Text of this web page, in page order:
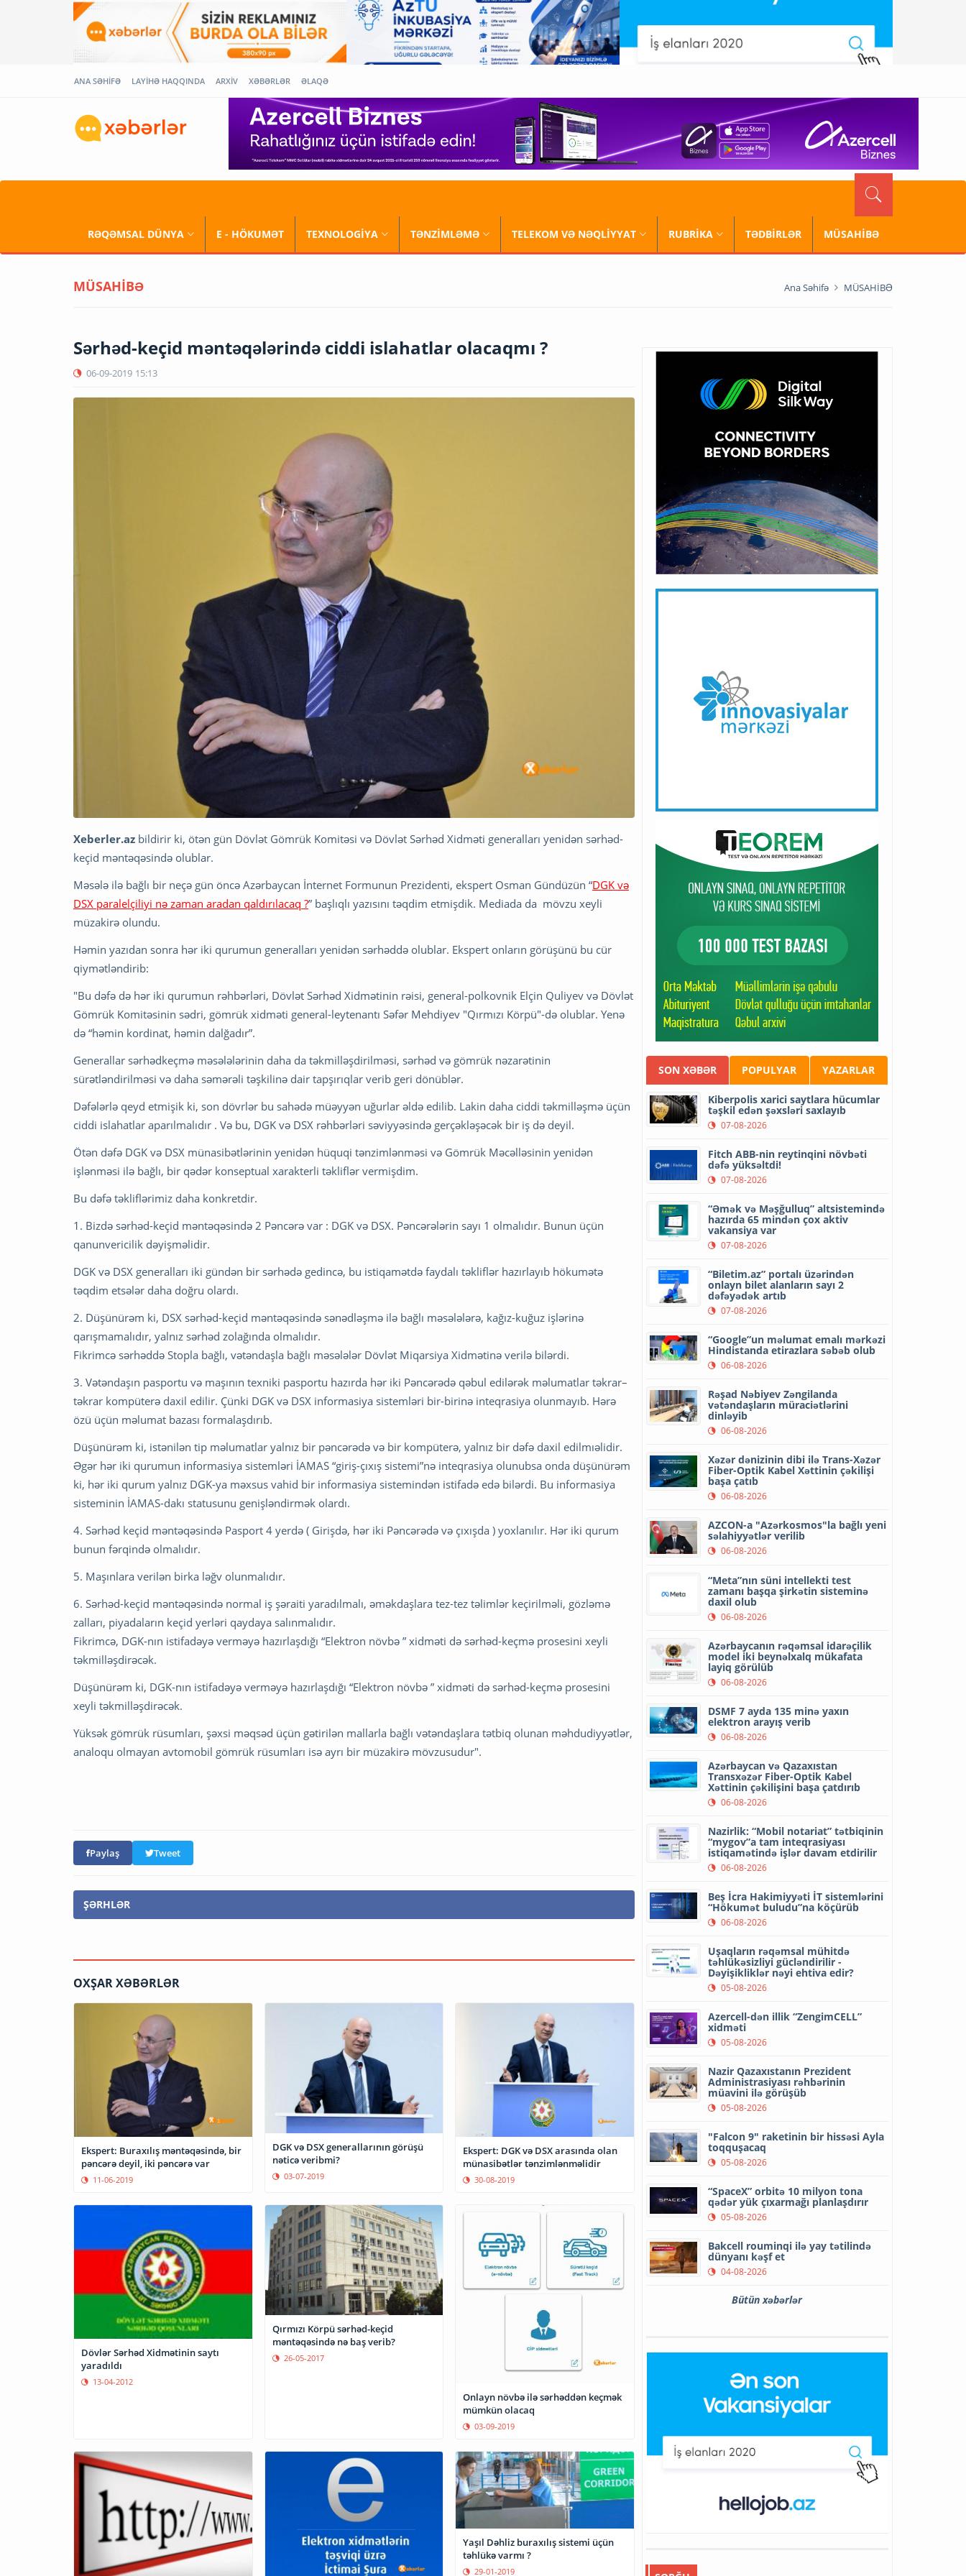
ANA SƏHİFƏ LAYİHƏ HAQQINDA ARXİV XƏBƏRLƏR ƏLAQƏ
RƏQƏMSAL DÜNYA E - HÖKUMƏT TEXNOLOGİYA TƏNZİMLƏMƏ TELEKOM VƏ NƏQLİYYAT RUBRİKA TƏDBİRLƏR MÜSAHİBƏ
MÜSAHİBƏ Ana Səhifə MÜSAHİBƏ
Sərhəd-keçid məntəqələrində ciddi islahatlar olacaqmı ?
06-09-2019 15:13
Xeberler.az bildirir ki, ötən gün Dövlət Gömrük Komitəsi və Dövlət Sərhəd Xidməti generalları yenidən sərhəd-
keçid məntəqəsində olublar.
Məsələ ilə bağlı bir neçə gün öncə Azərbaycan İnternet Formunun Prezidenti, ekspert Osman Gündüzün “DGK və
DSX paralelçiliyi nə zaman aradan qaldırılacaq ?” başlıqlı yazısını təqdim etmişdik. Mediada da mövzu xeyli
müzakirə olundu.
Həmin yazıdan sonra hər iki qurumun generalları yenidən sərhəddə olublar. Ekspert onların görüşünü bu cür
qiymətləndirib:
"Bu dəfə də hər iki qurumun rəhbərləri, Dövlət Sərhəd Xidmətinin rəisi, general-polkovnik Elçin Quliyev və Dövlət
Gömrük Komitəsinin sədri, gömrük xidməti general-leytenantı Səfər Mehdiyev "Qırmızı Körpü"-də olublar. Yenə
də “həmin kordinat, həmin dalğadır”.
Generallar sərhədkeçmə məsələlərinin daha da təkmilləşdirilməsi, sərhəd və gömrük nəzarətinin
sürətləndirilməsi və daha səmərəli təşkilinə dair tapşırıqlar verib geri dönüblər.
Dəfələrlə qeyd etmişik ki, son dövrlər bu sahədə müəyyən uğurlar əldə edilib. Lakin daha ciddi təkmilləşmə üçün
ciddi islahatlar aparılmalıdır . Və bu, DGK və DSX rəhbərləri səviyyəsində gerçəkləşəcək bir iş də deyil.
Ötən dəfə DGK və DSX münasibətlərinin yenidən hüquqi tənzimlənməsi və Gömrük Məcəlləsinin yenidən
işlənməsi ilə bağlı, bir qədər konseptual xarakterli təkliflər vermişdim.
Bu dəfə təkliflərimiz daha konkretdir.
1. Bizdə sərhəd-keçid məntəqəsində 2 Pəncərə var : DGK və DSX. Pəncərələrin sayı 1 olmalıdır. Bunun üçün
qanunvericilik dəyişməlidir.
DGK və DSX generalları iki gündən bir sərhədə gedincə, bu istiqamətdə faydalı təkliflər hazırlayıb hökumətə
təqdim etsələr daha doğru olardı.
2. Düşünürəm ki, DSX sərhəd-keçid məntəqəsində sənədləşmə ilə bağlı məsələlərə, kağız-kuğuz işlərinə
qarışmamalıdır, yalnız sərhəd zolağında olmalıdır.
Fikrimcə sərhəddə Stopla bağlı, vətəndaşla bağlı məsələlər Dövlət Miqarsiya Xidmətinə verilə bilərdi.
3. Vətəndaşın pasportu və maşının texniki pasportu hazırda hər iki Pəncərədə qəbul edilərək məlumatlar təkrar–
təkrar kompüterə daxil edilir. Çünki DGK və DSX informasiya sistemləri bir-birinə inteqrasiya olunmayıb. Hərə
özü üçün məlumat bazası formalaşdırıb.
Düşünürəm ki, istənilən tip məlumatlar yalnız bir pəncərədə və bir kompüterə, yalnız bir dəfə daxil edilmıəlidir.
Əgər hər iki qurumun informasiya sistemləri İAMAS “giriş-çıxış sistemi”nə inteqrasiya olunubsa onda düşünürəm
ki, hər iki qurum yalnız DGK-ya məxsus vahid bir informasiya sistemindən istifadə edə bilərdi. Bu informasiya
sisteminin İAMAS-dakı statusunu genişləndirmək olardı.
4. Sərhəd keçid məntəqəsində Pasport 4 yerdə ( Girişdə, hər iki Pəncərədə və çıxışda ) yoxlanılır. Hər iki qurum
bunun fərqində olmalıdır.
5. Maşınlara verilən birka ləğv olunmalıdır.
6. Sərhəd-keçid məntəqəsində normal iş şəraiti yaradılmalı, əməkdaşlara tez-tez təlimlər keçirilməli, gözləmə
zalları, piyadaların keçid yerləri qaydaya salınmalıdır.
Fikrimcə, DGK-nın istifadəyə verməyə hazırlaşdığı “Elektron növbə ” xidməti də sərhəd-keçmə prosesini xeyli
təkmilləşdirəcək.
Düşünürəm ki, DGK-nın istifadəyə verməyə hazırlaşdığı “Elektron növbə ” xidməti də sərhəd-keçmə prosesini
xeyli təkmilləşdirəcək.
Yüksək gömrük rüsumları, şəxsi məqsəd üçün gətirilən mallarla bağlı vətəndaşlara tətbiq olunan məhdudiyyətlər,
analoqu olmayan avtomobil gömrük rüsumları isə ayrı bir müzakirə mövzusudur".
Paylaş Tweet
ŞƏRHLƏR
OXŞAR XƏBƏRLƏR
Ekspert: Buraxılış məntəqəsində, bir
pəncərə deyil, iki pəncərə var
11-06-2019
DGK və DSX generallarının görüşü
nəticə veribmi?
03-07-2019
Ekspert: DGK və DSX arasında olan
münasibətlər tənzimlənməlidir
30-08-2019
Dövlər Sərhəd Xidmətinin saytı
yaradıldı
13-04-2012
Qırmızı Körpü sərhəd-keçid
məntəqəsində nə baş verib?
26-05-2017
Onlayn növbə ilə sərhəddən keçmək
mümkün olacaq
03-09-2019
Yaşıl Dəhliz buraxılış sistemi üçün
təhlükə varmı ?
29-01-2019
SON XƏBƏR POPULYAR YAZARLAR
Kiberpolis xarici saytlara hücumlar
təşkil edən şəxsləri saxlayıb
07-08-2026
Fitch ABB-nin reytinqini növbəti
dəfə yüksəltdi!
07-08-2026
“Əmək və Məşğulluq” altsistemində
hazırda 65 mindən çox aktiv
vakansiya var
07-08-2026
“Biletim.az” portalı üzərindən
onlayn bilet alanların sayı 2
dəfəyədək artıb
07-08-2026
“Google”un məlumat emalı mərkəzi
Hindistanda etirazlara səbəb olub
06-08-2026
Rəşad Nəbiyev Zəngilanda
vətəndaşların müraciətlərini
dinləyib
06-08-2026
Xəzər dənizinin dibi ilə Trans-Xəzər
Fiber-Optik Kabel Xəttinin çəkilişi
başa çatıb
06-08-2026
AZCON-a "Azərkosmos"la bağlı yeni
səlahiyyətlər verilib
06-08-2026
“Meta”nın süni intellekti test
zamanı başqa şirkətin sisteminə
daxil olub
06-08-2026
Azərbaycanın rəqəmsal idarəçilik
model iki beynəlxalq mükafata
layiq görülüb
06-08-2026
DSMF 7 ayda 135 minə yaxın
elektron arayış verib
06-08-2026
Azərbaycan və Qazaxıstan
Transxəzər Fiber-Optik Kabel
Xəttinin çəkilişini başa çatdırıb
06-08-2026
Nazirlik: “Mobil notariat” tətbiqinin
“mygov”a tam inteqrasiyası
istiqamətində işlər davam etdirilir
06-08-2026
Beş İcra Hakimiyyəti İT sistemlərini
“Hökumət buludu”na köçürüb
06-08-2026
Uşaqların rəqəmsal mühitdə
təhlükəsizliyi gücləndirilir -
Dəyişikliklər nəyi ehtiva edir?
05-08-2026
Azercell-dən illik “ZengimCELL”
xidməti
05-08-2026
Nazir Qazaxıstanın Prezident
Administrasiyası rəhbərinin
müavini ilə görüşüb
05-08-2026
"Falcon 9" raketinin bir hissəsi Ayla
toqquşacaq
05-08-2026
“SpaceX” orbitə 10 milyon tona
qədər yük çıxarmağı planlaşdırır
05-08-2026
Bakcell rouminqi ilə yay tətilində
dünyanı kəşf et
04-08-2026
Bütün xəbərlər